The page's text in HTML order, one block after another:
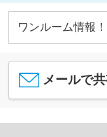
ワンルーム情報
メールで